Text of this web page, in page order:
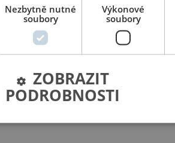
Nezbytně nutné
soubory
Výkonové
soubory
ZOBRAZIT
PODROBNOSTI